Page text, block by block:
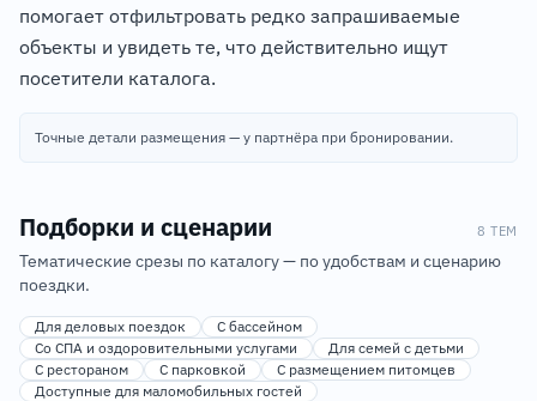
помогает отфильтровать редко запрашиваемые
объекты и увидеть те, что действительно ищут
посетители каталога.
Точные детали размещения — у партнёра при бронировании.
Подборки и сценарии 8 ТЕМ
Тематические срезы по каталогу — по удобствам и сценарию
поездки.
Для деловых поездок
С бассейном
Со СПА и оздоровительными услугами
Для семей с детьми
С рестораном
С парковкой
С размещением питомцев
Доступные для маломобильных гостей